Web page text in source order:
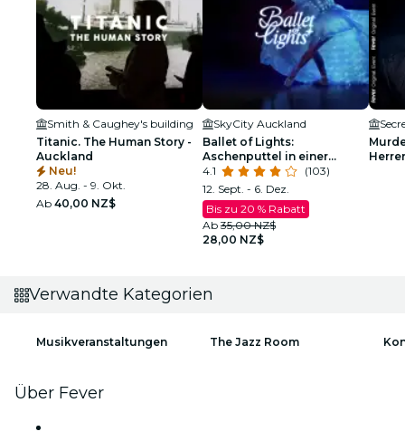
Smith & Caughey's building
Titanic. The Human Story -
Auckland
Neu!
28. Aug. - 9. Okt.
Ab 40,00 NZ$
SkyCity Auckland
Ballet of Lights:
Aschenputtel in einer
funkelnden Show
4.1
(103)
12. Sept. - 6. Dez.
Bis zu 20 % Rabatt
Ab 35,00 NZ$
28,00 NZ$
Verwandte Kategorien
Musikveranstaltungen The Jazz Room
Über Fever